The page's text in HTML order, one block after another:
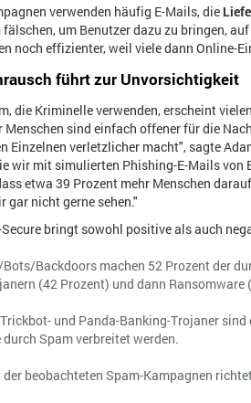
verwenden häufig E-Mails, die
fälschen, um Benutzer dazu zu bringen,
noch effizienter, weil viele dann Online-
führt zur Unvorsichtigkeit
die Kriminelle verwenden, erscheint
sind einfach offener für die
Einzelnen verletzlicher macht", sagte
wir mit simulierten Phishing-E-Mails
etwa 39 Prozent mehr Menschen
gar nicht gerne sehen."
bringt sowohl positive als auch
Backdoors machen 52 Prozent der
(42 Prozent) und dann Ransomware
Trickbot- und Panda-Banking-Trojaner
durch Spam verbreitet werden.
beobachteten Spam-Kampagnen